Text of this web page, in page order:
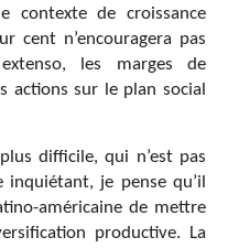
contexte de croissance
cent n’encouragera pas
les marges de
actions sur le plan social
difficile, qui n’est pas
je pense qu’il
américaine de mettre
productive. La